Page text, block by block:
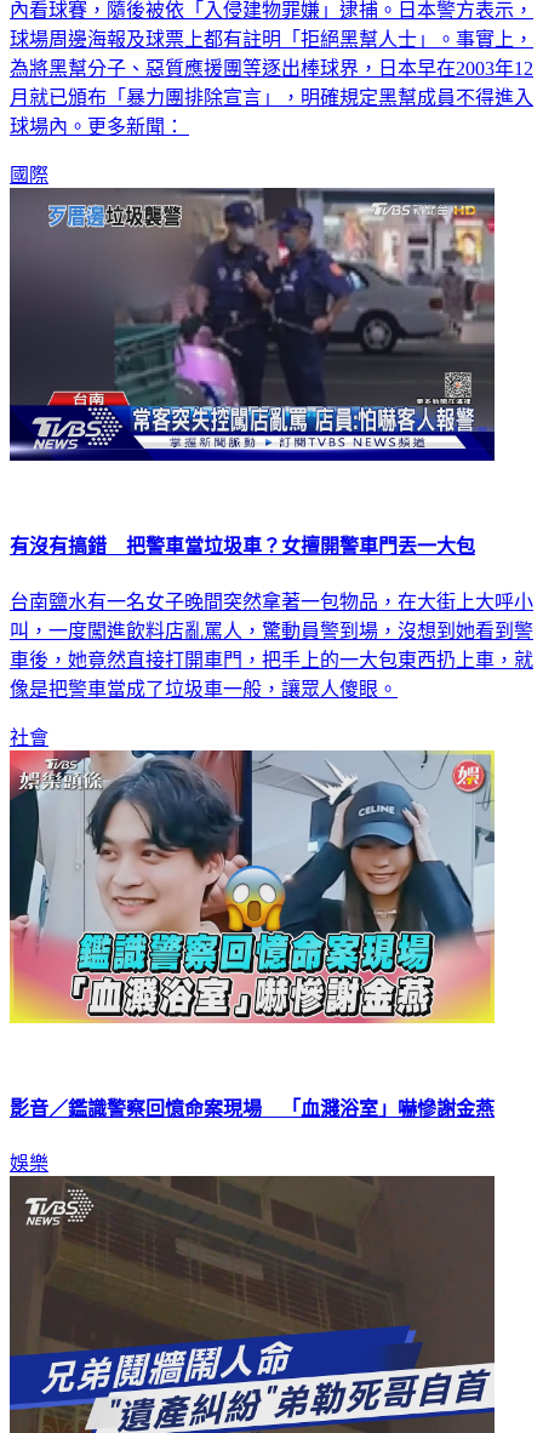
內看球賽，隨後被依「入侵建物罪嫌」逮捕。日本警方表示，
球場周邊海報及球票上都有註明「拒絕黑幫人士」。事實上，
為將黑幫分子、惡質應援團等逐出棒球界，日本早在2003年12
月就已頒布「暴力團排除宣言」，明確規定黑幫成員不得進入
球場內。更多新聞：
國際
有沒有搞錯 把警車當垃圾車？女擅開警車門丟一大包
台南鹽水有一名女子晚間突然拿著一包物品，在大街上大呼小
叫，一度闖進飲料店亂罵人，驚動員警到場，沒想到她看到警
車後，她竟然直接打開車門，把手上的一大包東西扔上車，就
像是把警車當成了垃圾車一般，讓眾人傻眼。
社會
影音／鑑識警察回憶命案現場 「血濺浴室」嚇慘謝金燕
娛樂